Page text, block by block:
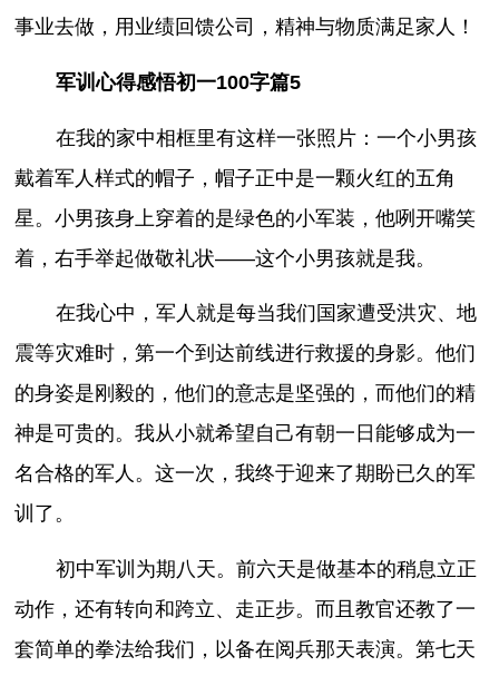
事业去做，用业绩回馈公司，精神与物质满足家人！
军训心得感悟初一100字篇5
在我的家中相框里有这样一张照片：一个小男孩
戴着军人样式的帽子，帽子正中是一颗火红的五角
星。小男孩身上穿着的是绿色的小军装，他咧开嘴笑
着，右手举起做敬礼状——这个小男孩就是我。
在我心中，军人就是每当我们国家遭受洪灾、地
震等灾难时，第一个到达前线进行救援的身影。他们
的身姿是刚毅的，他们的意志是坚强的，而他们的精
神是可贵的。我从小就希望自己有朝一日能够成为一
名合格的军人。这一次，我终于迎来了期盼已久的军
训了。
初中军训为期八天。前六天是做基本的稍息立正
动作，还有转向和跨立、走正步。而且教官还教了一
套简单的拳法给我们，以备在阅兵那天表演。第七天